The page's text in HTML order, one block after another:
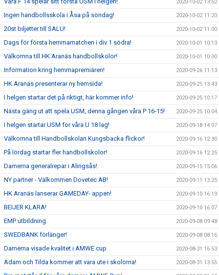
2020-10-02 13:52
Ingen handbollsskola i Åsa på söndag! 2020-10-02 11:20
20st biljetter till SALU! 2020-10-02 11:00
Dags för första hemmamatchen i div 1 södra! 2020-10-01 10:13
Välkomna till HK Aranäs handbollskolor! 2020-10-01 10:00
Information kring hemmapremiären! 2020-09-26 11:13
HK Aranäs presenterar ny hemsida! 2020-09-25 13:43
I helgen startar det på riktigt, här kommer info! 2020-09-25 10:17
Nästa gäng ut att spela USM, denna gången våra P 16-15! 2020-09-25 10:04
I helgen startar USM för våra U 18 lag! 2020-09-18 14:07
Välkomna till Handbollskolan Kungsbacka flickor! 2020-09-16 12:30
På lördag startar fler handbollskolor! 2020-09-16 12:25
Damerna generalrepar i Alingsås! 2020-09-15 15:06
NY partner - Välkommen Dovetec AB! 2020-09-11 13:25
HK Aranäs lanserar GAMEDAY- appen! 2020-09-10 16:19
BEIJER KLARA! 2020-09-10 16:07
EMP utbildning 2020-09-08 09:48
SWEDBANK förlänger! 2020-09-08 08:16
Damerna visade kvalitet i AMWE cup 2020-08-31 16:53
Adam och Tilda kommer att vara ute i skolorna! 2020-08-31 13:55